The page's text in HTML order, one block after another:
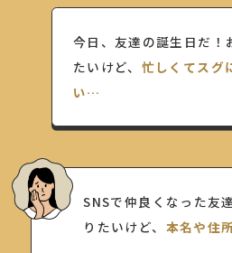
今日、友達の誕生日だ！
たいけど、 忙しくてスグ
い…
SNSで仲良くなった友
りたいけど、 本名や住